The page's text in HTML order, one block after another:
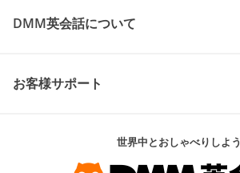
DMM英会話について
お客様サポート
世界中とおしゃべりしよう